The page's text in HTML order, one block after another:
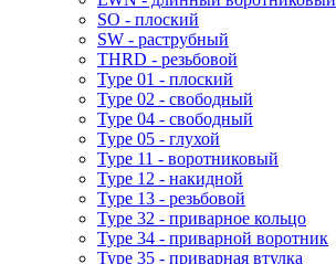
SO - плоский
SW - раструбный
THRD - резьбовой
Type 01 - плоский
Type 02 - свободный
Type 04 - свободный
Type 05 - глухой
Type 11 - воротниковый
Type 12 - накидной
Type 13 - резьбовой
Type 32 - приварное кольцо
Type 34 - приварной воротник
Type 35 - приварная втулка